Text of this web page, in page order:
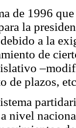
de 1996
la
a la
de
de plazos,
nivel